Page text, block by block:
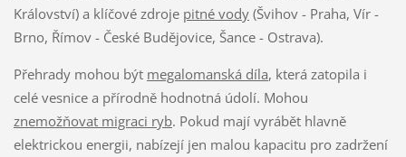
Království) a klíčové zdroje pitné vody(Švihov - Praha, Vír -
Brno, Římov - České Budějovice, Šance - Ostrava).
Přehrady mohou být megalomanská díla, která zatopila i
celé vesnice a přírodně hodnotná údolí. Mohou
znemožňovat migraci ryb. Pokud mají vyrábět hlavně
elektrickou energii, nabízejí jen malou kapacitu pro zadržení